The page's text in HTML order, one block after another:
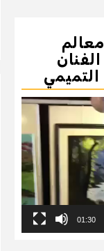
01:30